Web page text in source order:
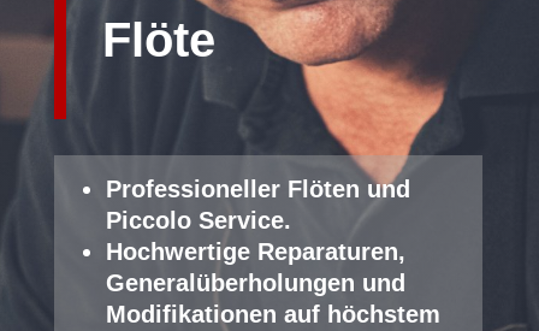
Flöte
Professioneller Fl öten und
Piccolo Service.
Hochwertige Reparaturen,
Generalüberholungen und
Modifikationen auf höchstem